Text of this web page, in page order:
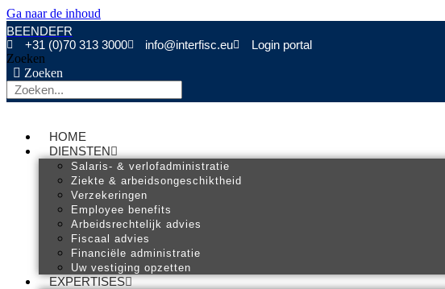
Ga naar de inhoud
BEENDEFR
+31 (0)70 313 3000
info@interfisc.eu
Login portal
Zoeken
Zoeken
HOME
DIENSTEN
Salaris- & verlofadministratie
Ziekte & arbeidsongeschiktheid
Verzekeringen
Employee benefits
Arbeidsrechtelijk advies
Fiscaal advies
Financiële administratie
Uw vestiging opzetten
EXPERTISES